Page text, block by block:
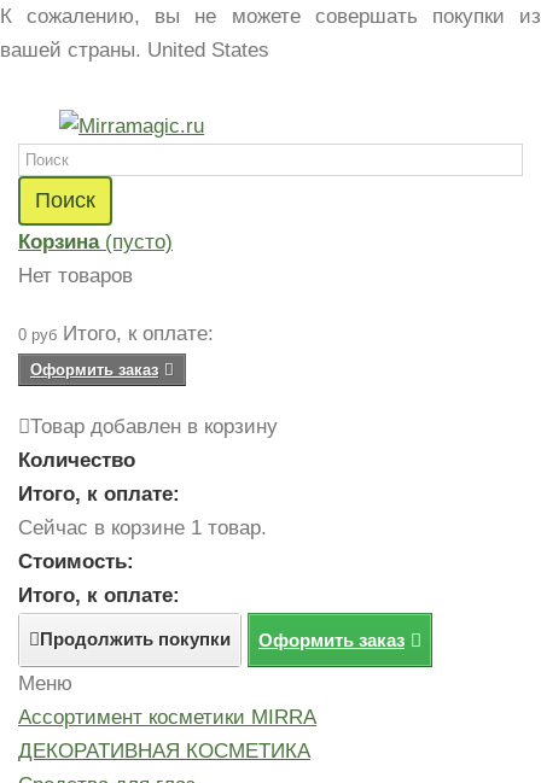
К сожалению, вы не можете совершать покупки из
вашей страны. United States
Поиск
Корзина (пусто)
Нет товаров
0 руб Итого, к оплате:
Оформить заказ
Товар добавлен в корзину
Количество
Итого, к оплате:
Сейчас в корзине 1 товар.
Стоимость:
Итого, к оплате:
Продолжить покупки Оформить заказ
Меню
Ассортимент косметики MIRRA
ДЕКОРАТИВНАЯ КОСМЕТИКА